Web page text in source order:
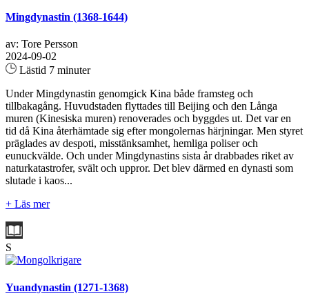
Mingdynastin (1368-1644)
av: Tore Persson
2024-09-02
Lästid 7 minuter
Under Mingdynastin genomgick Kina både framsteg och
tillbakagång. Huvudstaden flyttades till Beijing och den Långa
muren (Kinesiska muren) renoverades och byggdes ut. Det var en
tid då Kina återhämtade sig efter mongolernas härjningar. Men styret
präglades av despoti, misstänksamhet, hemliga poliser och
eunuckvälde. Och under Mingdynastins sista år drabbades riket av
naturkatastrofer, svält och uppror. Det blev därmed en dynasti som
slutade i kaos...
+ Läs mer
S
Yuandynastin (1271-1368)